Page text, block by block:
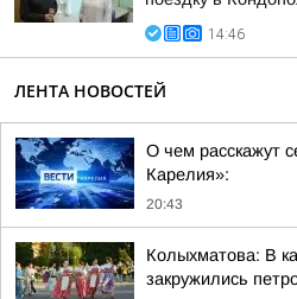
14:46
ЛЕНТА НОВОСТЕЙ
О чем расскажут
Карелия»:
20:43
Колыхматова: В
закружились